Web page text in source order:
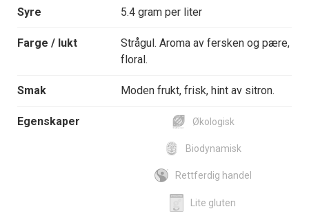
Syre 5.4 gram per liter
Farge / lukt
Strågul. Aroma av fersken og pære,
floral.
Smak Moden frukt, frisk, hint av sitron.
Egenskaper Økologisk
Biodynamisk
Rettferdig handel
Lite gluten